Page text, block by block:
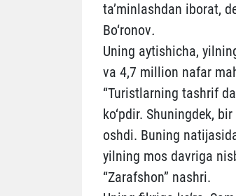
ta’minlashdan iborat,
Bo‘ronov.
Uning aytishicha,
va 4,7 million nafar
“Turistlarning tashrif
ko‘pdir. Shuningdek,
oshdi. Buning
yilning mos davriga
“Zarafshon” nashri.